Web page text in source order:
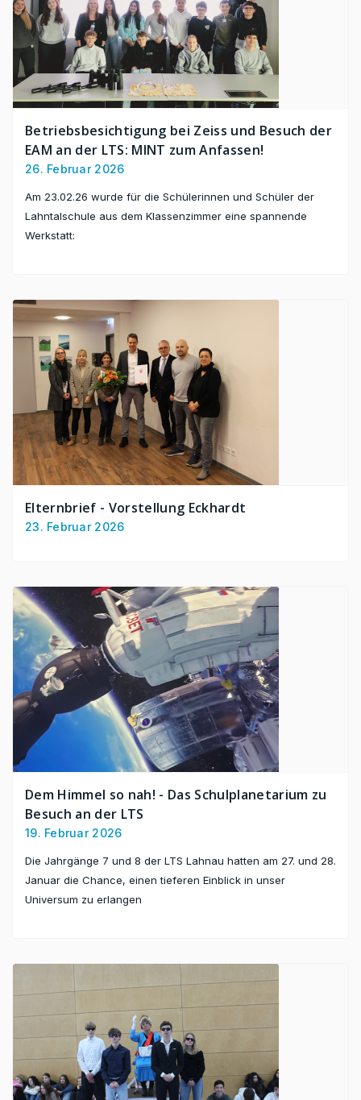
Betriebsbesichtigung bei Zeiss und Besuch der
EAM an der LTS: MINT zum Anfassen!
26. Februar 2026
Am 23.02.26 wurde für die Schülerinnen und Schüler der
Lahntalschule aus dem Klassenzimmer eine spannende
Werkstatt:
Elternbrief - Vorstellung Eckhardt
23. Februar 2026
Dem Himmel so nah! - Das Schulplanetarium zu
Besuch an der LTS
19. Februar 2026
Die Jahrgänge 7 und 8 der LTS Lahnau hatten am 27. und 28.
Januar die Chance, einen tieferen Einblick in unser
Universum zu erlangen